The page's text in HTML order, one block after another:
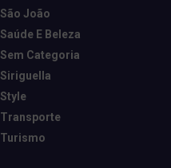
São João
Saúde E Beleza
Sem Categoria
Siriguella
Style
Transporte
Turismo